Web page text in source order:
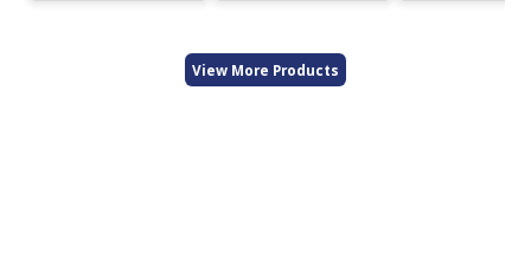
View More Products